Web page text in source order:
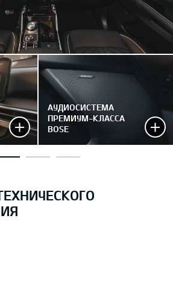
АУДИОСИСТЕМА
ПРЕМИУМ-КЛАССА
BOSE